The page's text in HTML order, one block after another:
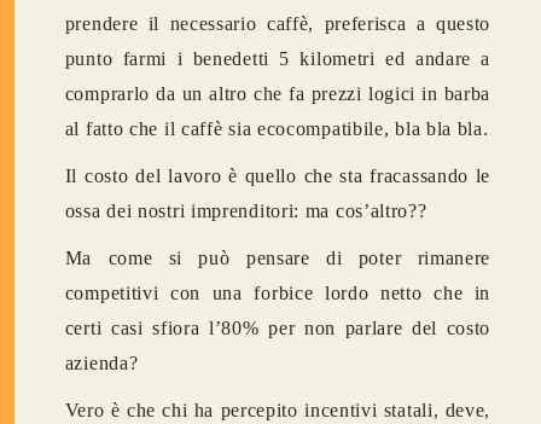
prendere il necessario caffè, preferisca a questo
punto farmi i benedetti 5 kilometri ed andare a
comprarlo da un altro che fa prezzi logici in barba
al fatto che il caffè sia ecocompatibile, bla bla bla.
Il costo del lavoro è quello che sta fracassando le
ossa dei nostri imprenditori: ma cos’altro??
Ma come si può pensare di poter rimanere
competitivi con una forbice lordo netto che in
certi casi sfiora l’80% per non parlare del costo
azienda?
Vero è che chi ha percepito incentivi statali, deve,